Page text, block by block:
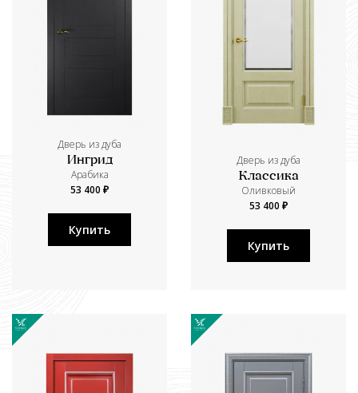
Дверь из дуба
Ингрид
Aрабика
53 400 ₽
Купить
Дверь из дуба
Классика
Оливковый
53 400 ₽
Купить